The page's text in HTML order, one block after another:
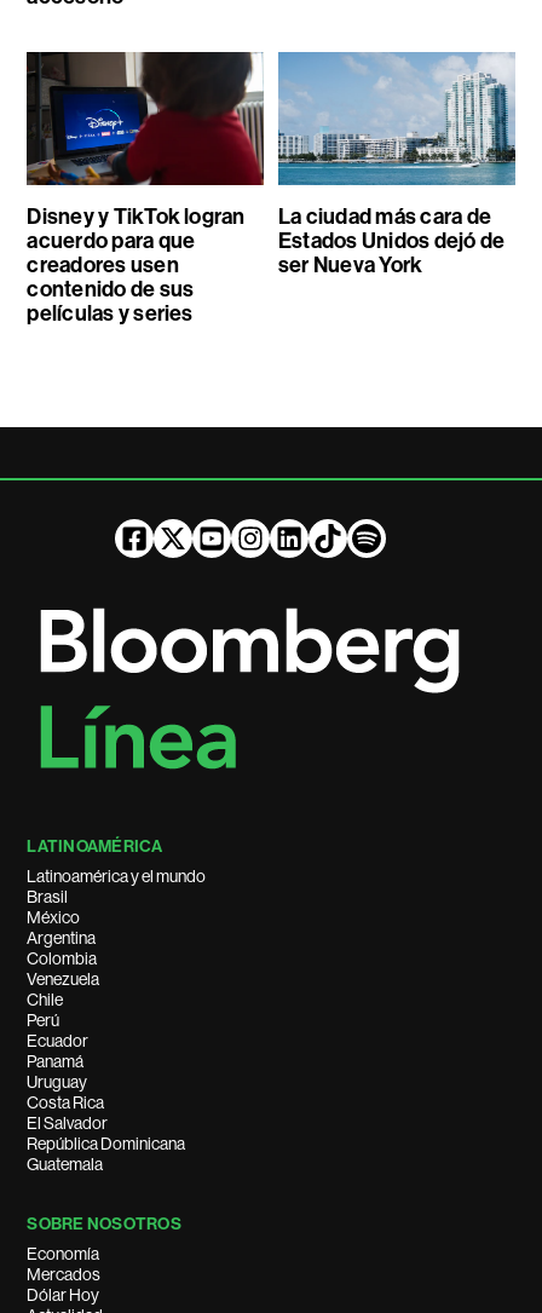
Disney y TikTok logran
acuerdo para que
creadores usen
contenido de sus
películas y series
La ciudad más cara de
Estados Unidos dejó de
ser Nueva York
LATINOAMÉRICA
Latinoamérica y el mundo
Brasil
México
Argentina
Colombia
Venezuela
Chile
Perú
Ecuador
Panamá
Uruguay
Costa Rica
El Salvador
República Dominicana
Guatemala
SOBRE NOSOTROS
Economía
Mercados
Dólar Hoy